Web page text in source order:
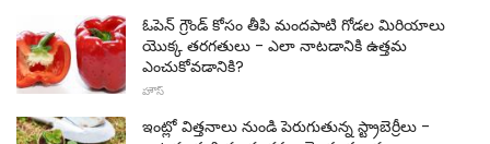
ఓపెన్ గ్రౌండ్ కోసం తీపి మందపాటి గోడల మిరియాలు
యొక్క తరగతులు - ఎలా నాటడానికి ఉత్తమ
ఎంచుకోవడానికి?
హౌస్
ఇంట్లో విత్తనాలు నుండి పెరుగుతున్న స్ట్రాబెర్రీలు -